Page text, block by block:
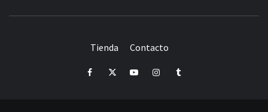
DE RECITALES 🎸 CRÓNICAS DE RECITALES 📝
PRESENCIA EN 🇨🇱 🎃💀
Tienda Contacto
FacebookTwitterYoutubeInstagramTumblr